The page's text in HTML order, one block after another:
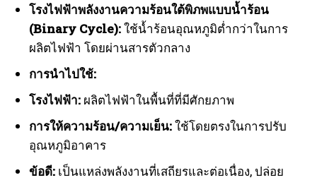
โรงไฟฟ้าพลังงานความร้อนใต้พิภพแบบน้ำร้อน
(Binary Cycle):ใช้น้ำร้อนอุณหภูมิต่ำกว่าในการ
ผลิตไฟฟ้า โดยผ่านสารตัวกลาง
การนำไปใช้:
โรงไฟฟ้า: ผลิตไฟฟ้าในพื้นที่ที่มีศักยภาพ
การให้ความร้อน/ความเย็น:ใช้โดยตรงในการปรับ
อุณหภูมิอาคาร
ข้อดี: เป็นแหล่งพลังงานที่เสถียรและต่อเนื่อง, ปล่อย